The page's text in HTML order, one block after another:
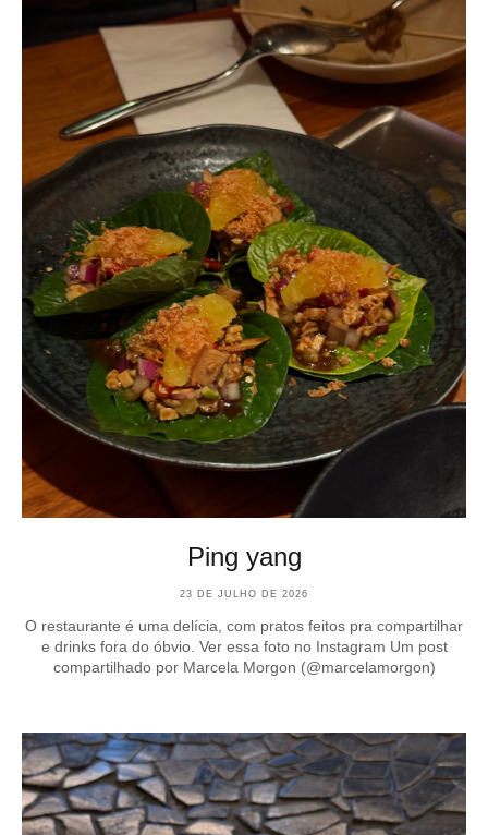
Ping yang
23 DE JULHO DE 2026
O restaurante é uma delícia, com pratos feitos pra compartilhar
e drinks fora do óbvio. Ver essa foto no Instagram Um post
compartilhado por Marcela Morgon (@marcelamorgon)